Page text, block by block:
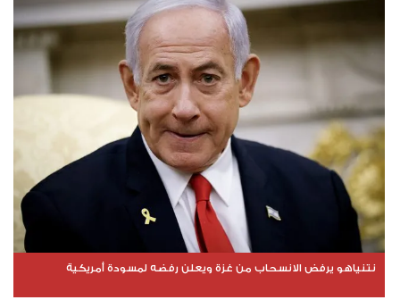
نتنياهو يرفض الانسحاب من غزة ويعلن رفضه لمسودة أمريكية